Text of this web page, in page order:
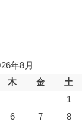
年8月
木 金 土
1
6 7 8